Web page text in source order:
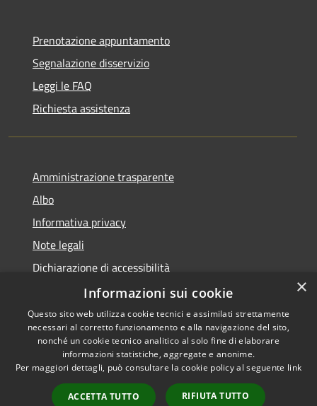
Prenotazione appuntamento
Segnalazione disservizio
Leggi le FAQ
Richiesta assistenza
Amministrazione trasparente
Albo
Informativa privacy
Note legali
Dichiarazione di accessibilità
Piano di miglioramento
RSS
Accessibilità
Copyright © 2026 • Comune di
Castel Goffredo • Powered by
Municipium•
Accesso
×
Informazioni sui cookie
Questo sito web utilizza cookie tecnici e assimilati strettamente
necessari al corretto funzionamento e alla navigazione del sito,
nonché un cookie tecnico analitico al solo fine di elaborare
informazioni statistiche, aggregate e anonime.
Per maggiori dettagli, può consultare la cookie policy al seguente link
ACCETTA TUTTO RIFIUTA TUTTO